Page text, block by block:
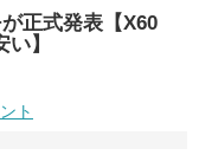
正式発表【X60
】
ト